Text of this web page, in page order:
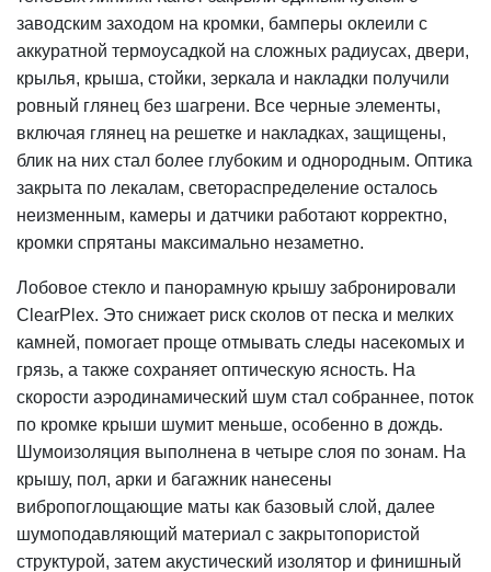
заводским заходом на кромки, бамперы оклеили с
аккуратной термоусадкой на сложных радиусах, двери,
крылья, крыша, стойки, зеркала и накладки получили
ровный глянец без шагрени. Все черные элементы,
включая глянец на решетке и накладках, защищены,
блик на них стал более глубоким и однородным. Оптика
закрыта по лекалам, светораспределение осталось
неизменным, камеры и датчики работают корректно,
кромки спрятаны максимально незаметно.
Лобовое стекло и панорамную крышу забронировали
ClearPlex. Это снижает риск сколов от песка и мелких
камней, помогает проще отмывать следы насекомых и
грязь, а также сохраняет оптическую ясность. На
скорости аэродинамический шум стал собраннее, поток
по кромке крыши шумит меньше, особенно в дождь.
Шумоизоляция выполнена в четыре слоя по зонам. На
крышу, пол, арки и багажник нанесены
вибропоглощающие маты как базовый слой, далее
шумоподавляющий материал с закрытопористой
структурой, затем акустический изолятор и финишный